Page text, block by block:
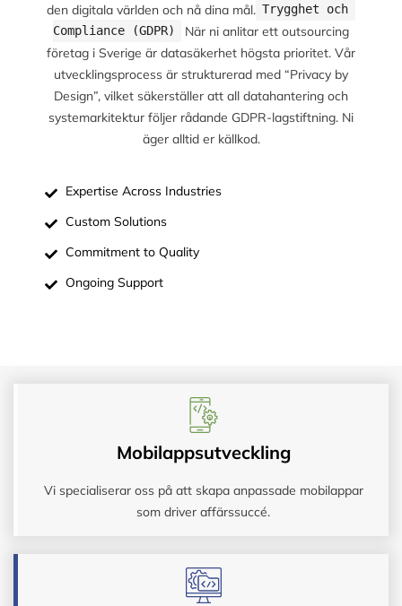
den digitala världen och nå dina mål. Trygghet och
Compliance (GDPR)
När ni anlitar ett outsourcing
företag i Sverige är datasäkerhet högsta prioritet. Vår
utvecklingsprocess är strukturerad med “Privacy by
Design”, vilket säkerställer att all datahantering och
systemarkitektur följer rådande GDPR-lagstiftning. Ni
äger alltid er källkod.
Expertise Across Industries
Custom Solutions
Commitment to Quality
Ongoing Support
Mobilappsutveckling
Vi specialiserar oss på att skapa anpassade mobilappar
som driver affärssuccé.